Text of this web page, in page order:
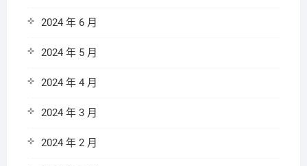
2024 年 6 月
2024 年 5 月
2024 年 4 月
2024 年 3 月
2024 年 2 月